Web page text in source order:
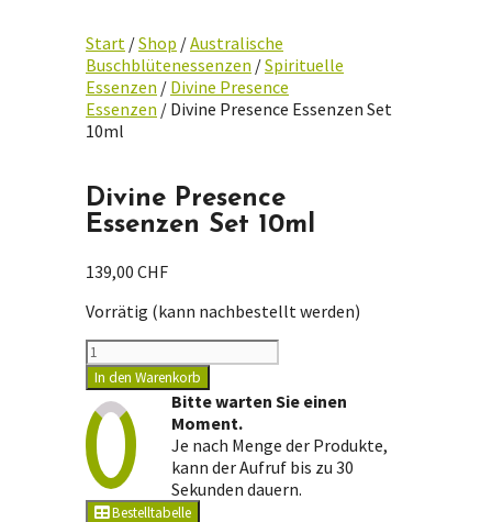
Start /Shop /Australische
Buschblütenessenzen /Spirituelle
Essenzen / Divine Presence
Essenzen / Divine Presence Essenzen Set
10ml
Divine Presence
Essenzen Set 10ml
139,00 CHF
Vorrätig (kann nachbestellt werden)
Divine
Presence
Essenzen
Set
10ml
Menge
In den Warenkorb
Bitte warten Sie einen
Moment.
Je nach Menge der Produkte,
kann der Aufruf bis zu 30
Sekunden dauern.
Bestelltabelle